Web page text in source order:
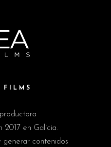
FILMS
2017 en Galicia.
contenidos